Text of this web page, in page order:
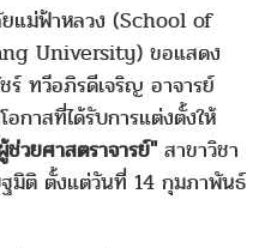
ยแม่ฟ้าหลวง (School of
University) ขอแสดง
ทวีอภิรดีเจริญ อาจารย์
กาสที่ได้รับการแต่งตั้งให้
ช่วยศาสตราจารย์"สาขาวิชา
ฐมิติ ตั้งแต่วันที่ 14 กุมภาพันธ์